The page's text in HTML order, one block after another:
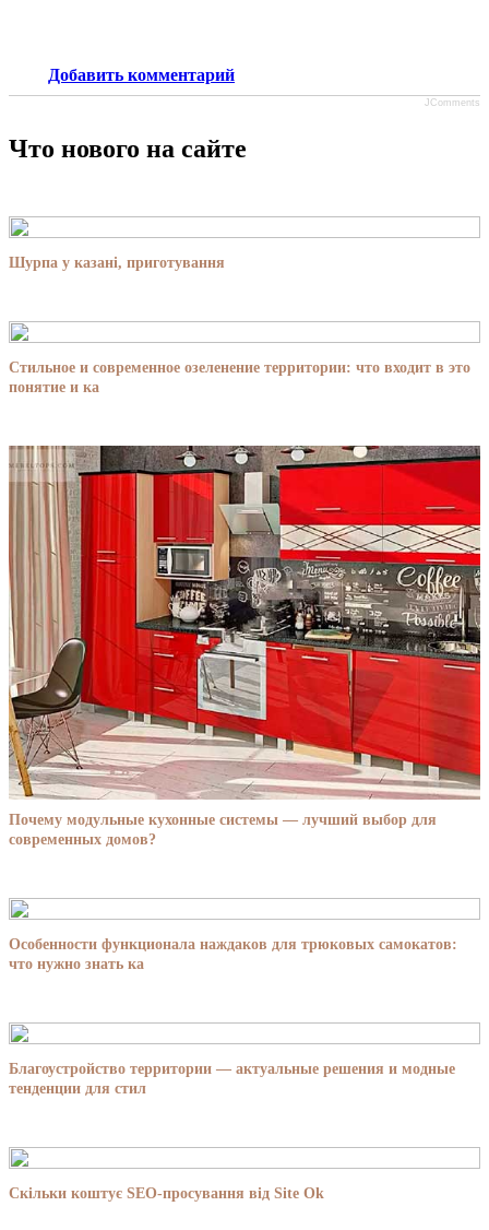
Добавить комментарий
JComments
Что нового на сайте
Шурпа у казані, приготування
Стильное и современное озеленение территории: что входит в это
понятие и ка
Почему модульные кухонные системы — лучший выбор для
современных домов?
Особенности функционала наждаков для трюковых самокатов:
что нужно знать ка
Благоустройство территории — актуальные решения и модные
тенденции для стил
Скільки коштує SEO-просування від Site Ok